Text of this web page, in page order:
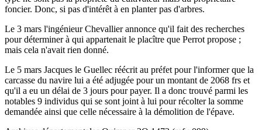
foncier. Donc, si pas d'intérêt à en planter pas d'arbres.
Le 3 mars l'ingénieur Chevallier annonce qu'il fait des recherches
pour déterminer à qui appartenait le placître que Perrot propose ;
mais cela n'avait rien donné.
Le 5 mars Jacques le Guellec réécrit au préfet pour l'informer que la
carcasse du navire lui a été adjugée pour un montant de 2068 frs et
qu'il a eu un délai de 3 jours pour payer. Il a donc trouvé parmi les
notables 9 individus qui se sont joint à lui pour récolter la somme
demandée ainsi que celle nécessaire à la démolition de l'épave.